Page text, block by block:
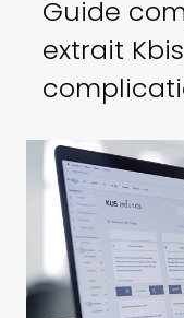
Guide
extrait